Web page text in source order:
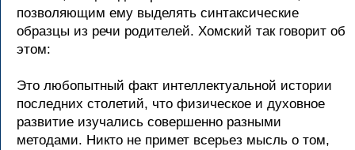
позволяющим ему выделять синтаксические
образцы из речи родителей. Хомский так говорит об
этом:
Это любопытный факт интеллектуальной истории
последних столетий, что физическое и духовное
развитие изучались совершенно разными
методами. Никто не примет всерьез мысль о том,